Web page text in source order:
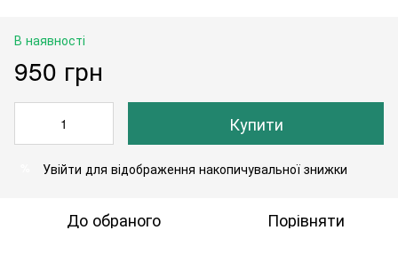
В наявності
950 грн
Купити
Увійти для відображення накопичувальної знижки
До обраного Порівняти